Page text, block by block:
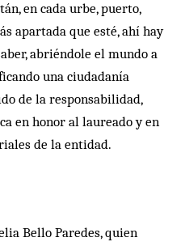
en cada urbe, puerto,
apartada que esté, ahí hay
abriéndole el mundo a
una ciudadanía
de la responsabilidad,
en honor al laureado y en
de la entidad.
Bello Paredes, quien